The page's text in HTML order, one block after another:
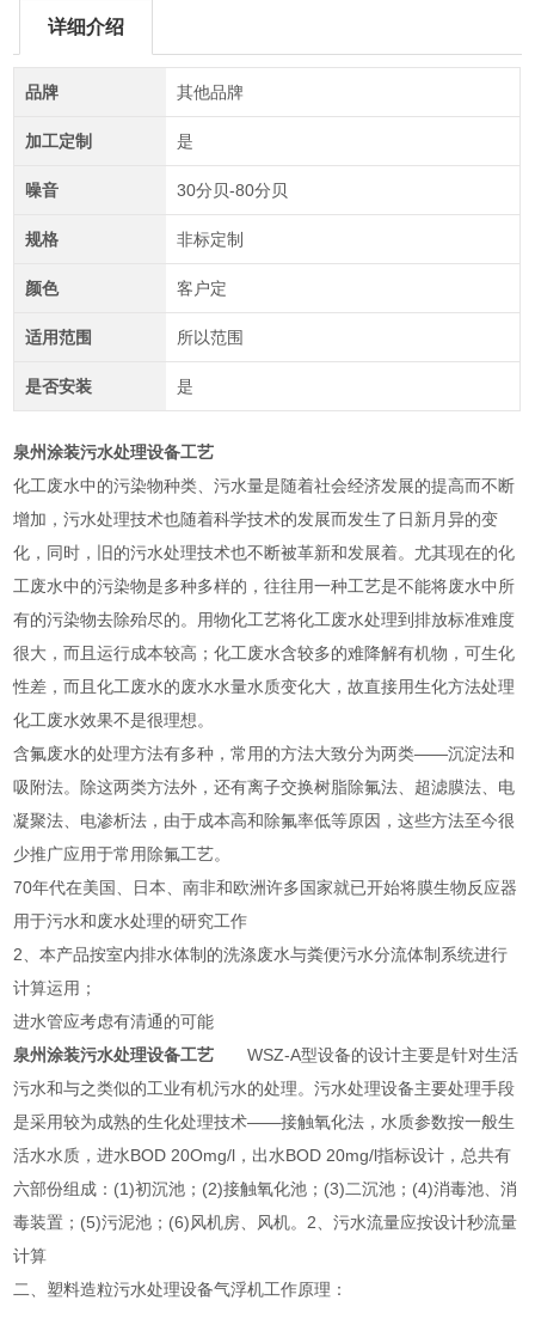
详细介绍
品牌 其他品牌
加工定制 是
噪音 30分贝-80分贝
规格 非标定制
颜色 客户定
适用范围 所以范围
是否安装 是
泉州涂装污水处理设备工艺
化工废水中的污染物种类、污水量是随着社会经济发展的提高而不断
增加，污水处理技术也随着科学技术的发展而发生了日新月异的变
化，同时，旧的污水处理技术也不断被革新和发展着。尤其现在的化
工废水中的污染物是多种多样的，往往用一种工艺是不能将废水中所
有的污染物去除殆尽的。用物化工艺将化工废水处理到排放标准难度
很大，而且运行成本较高；化工废水含较多的难降解有机物，可生化
性差，而且化工废水的废水水量水质变化大，故直接用生化方法处理
化工废水效果不是很理想。
含氟废水的处理方法有多种，常用的方法大致分为两类——沉淀法和
吸附法。除这两类方法外，还有离子交换树脂除氟法、超滤膜法、电
凝聚法、电渗析法，由于成本高和除氟率低等原因，这些方法至今很
少推广应用于常用除氟工艺。
70年代在美国、日本、南非和欧洲许多国家就已开始将膜生物反应器
用于污水和废水处理的研究工作
2、本产品按室内排水体制的洗涤废水与粪便污水分流体制系统进行
计算运用；
进水管应考虑有清通的可能
泉州涂装污水处理设备工艺 WSZ-A型设备的设计主要是针对生活
污水和与之类似的工业有机污水的处理。污水处理设备主要处理手段
是采用较为成熟的生化处理技术——接触氧化法，水质参数按一般生
活水水质，进水BOD 20Omg/l，出水BOD 20mg/l指标设计，总共有
六部份组成：(1)初沉池；(2)接触氧化池；(3)二沉池；(4)消毒池、消
毒装置；(5)污泥池；(6)风机房、风机。2、污水流量应按设计秒流量
计算
二、塑料造粒污水处理设备气浮机工作原理：